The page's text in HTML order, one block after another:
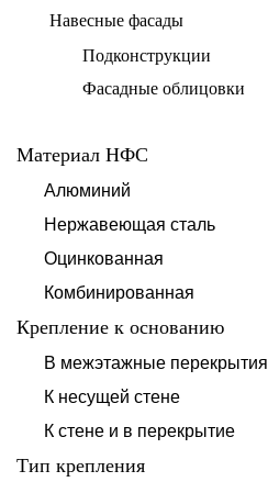
Навесные фасады
Подконструкции
Фасадные облицовки
Материал НФС
Алюминий
Нержавеющая сталь
Оцинкованная
Комбинированная
Крепление к основанию
В межэтажные перекрытия
К несущей стене
К стене и в перекрытие
Тип крепления